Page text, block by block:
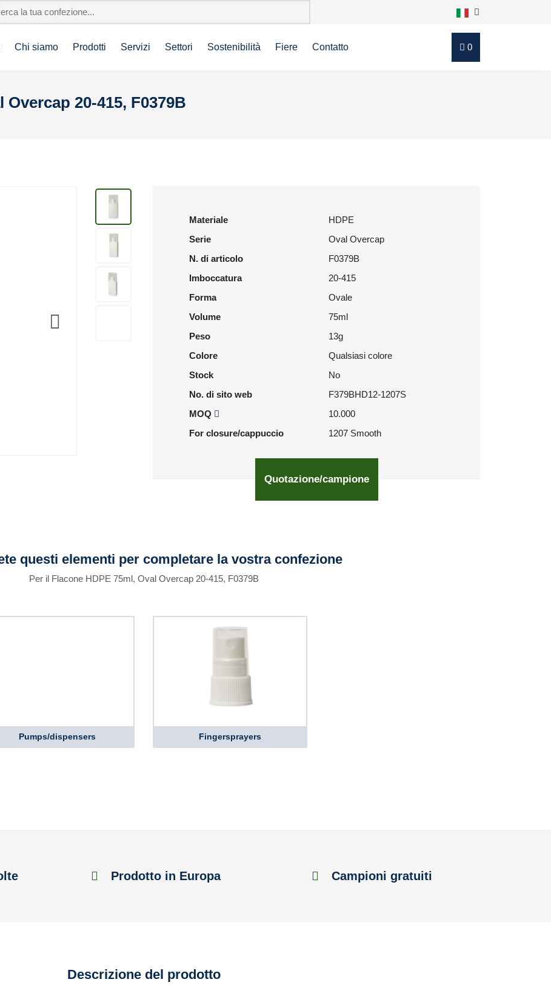
Chi siamo Prodotti Servizi Settori Sostenibilità Fiere Contatto 0
20-415, F0379B
Materiale
HDPE
Serie
Oval Overcap
N. di articolo
F0379B
Imboccatura
20-415
Forma
Ovale
Volume
75ml
Peso
13g
Colore
Qualsiasi colore
Stock
No
No. di sito web
F379BHD12-1207S
MOQ
10.000
For closure/cappuccio
1207 Smooth
Quotazione/campione
questi elementi per completare la vostra confezione
Per il Flacone HDPE 75ml, Oval Overcap 20-415, F0379B
Pumps/dispensers Fingersprayers
Prodotto in Europa Campioni gratuiti
Descrizione del prodotto